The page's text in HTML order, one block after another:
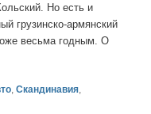
Но есть и
грузинско-армянский
весьма годным. О
,Скандинавия,